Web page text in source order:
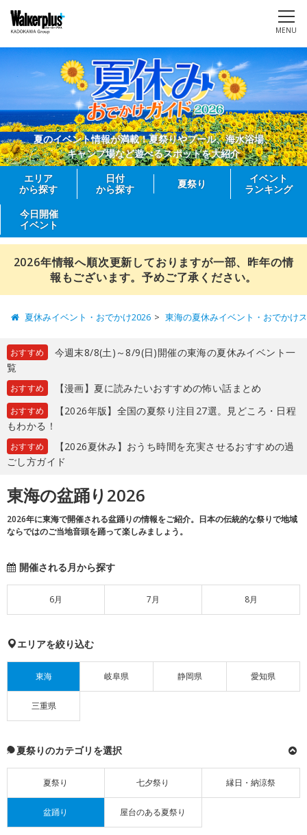
MENU
夏のイベント情報が満載！夏祭りやプール、海水浴場、
キャンプ場など遊べるスポットを大紹介
エリア
から探す
日付
から探す
夏祭り
イベント
ランキング
今日開催
イベント
2026年情報へ順次更新しておりますが一部、昨年の情
報もございます。予めご了承ください。
夏休みイベント・おでかけ2026 東海の夏休みイベント・おでかけ
おすすめ
今週末8/8(土)～8/9(日)開催の東海の夏休みイベント一
覧
おすすめ 【漫画】夏に読みたいおすすめの怖い話まとめ
おすすめ
【2026年版】全国の夏祭り注目27選。見どころ・日程
もわかる！
おすすめ
【2026夏休み】おうち時間を充実させるおすすめの過
ごし方ガイド
東海の盆踊り2026
2026年に東海で開催される盆踊りの情報をご紹介。日本の伝統的な祭りで地域
ならではのご当地音頭を踊って楽しみましょう。
開催される月から探す
6月 7月 8月
エリアを絞り込む
東海 岐阜県 静岡県 愛知県
三重県
夏祭りのカテゴリを選択
夏祭り 七夕祭り 縁日・納涼祭
盆踊り 屋台のある夏祭り